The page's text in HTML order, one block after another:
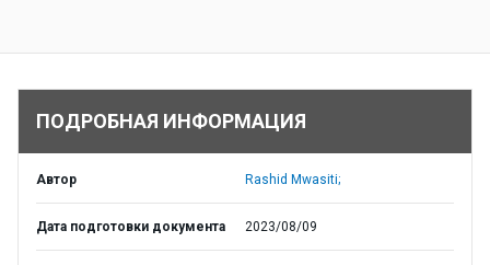
ПОДРОБНАЯ ИНФОРМАЦИЯ
Автор Rashid Mwasiti;
Дата подготовки документа 2023/08/09